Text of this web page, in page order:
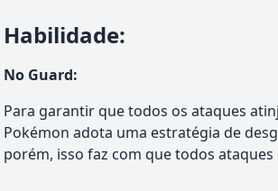
Habilidade:
No Guard:
Para garantir que todos os ataques
Pokémon adota uma estratégia de
porém, isso faz com que todos ataques